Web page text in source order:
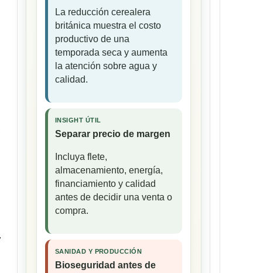
La reducción cerealera
británica muestra el costo
productivo de una
temporada seca y aumenta
la atención sobre agua y
calidad.
INSIGHT ÚTIL
Separar precio de margen
Incluya flete,
almacenamiento, energía,
financiamiento y calidad
antes de decidir una venta o
compra.
SANIDAD Y PRODUCCIÓN
Bioseguridad antes de